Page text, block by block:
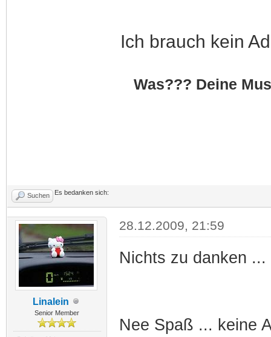
Ich brauch kein
Was??? Deine
Suchen Es bedanken sich:
Linalein
Senior Member
28.12.2009, 21:59
Nichts zu danken
Nee Spaß ... keine